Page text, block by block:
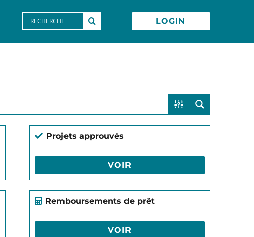
Search
for:
LOGIN
Projets approuvés
VOIR
Remboursements de prêt
VOIR